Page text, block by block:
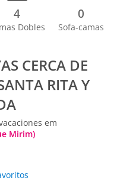
4
Dobles
0
Sofa-camas
CERCA DE
RITA Y
em
Mirim)